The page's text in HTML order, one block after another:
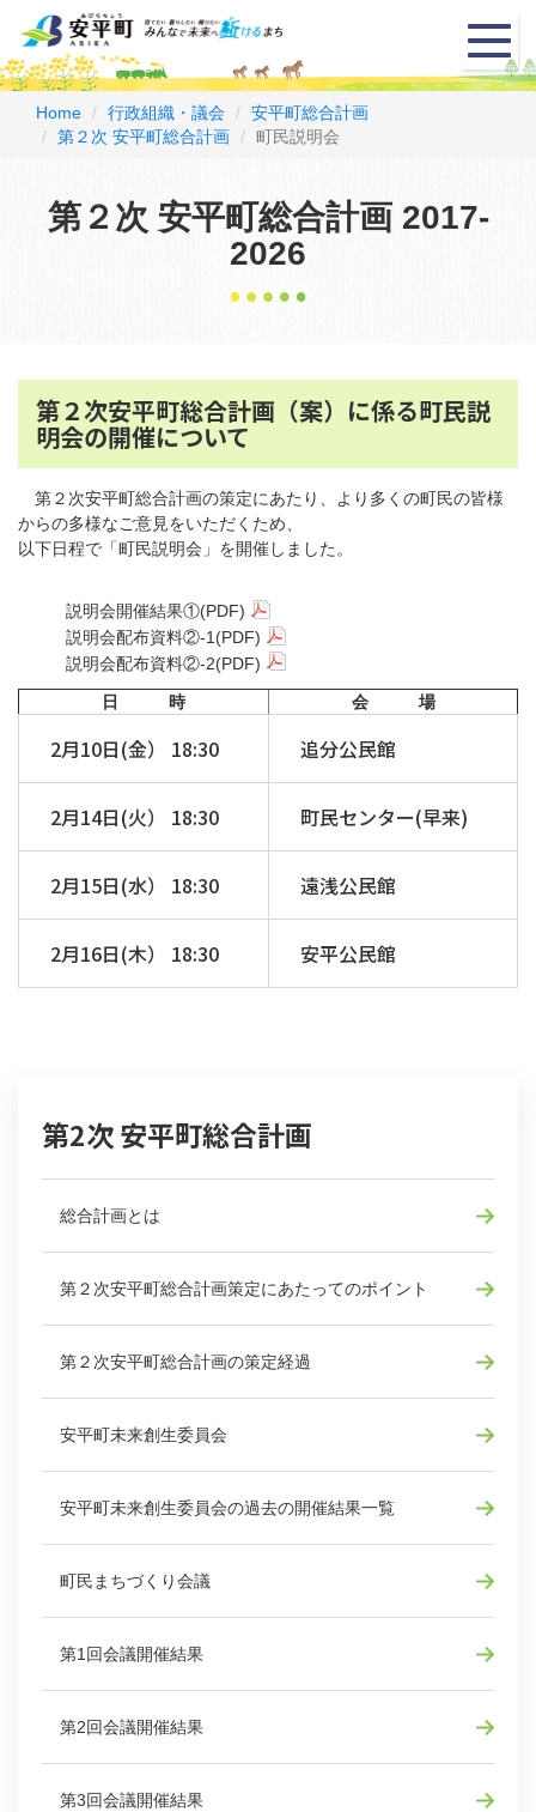
メ
ニ
ュ
Home 行政組織・議会
安平町総合計画
第２次 安平町総合計画
町民説明会
第２次 安平町総合計画 2017-
2026
第２次安平町総合計画（案）に係る町民説
明会の開催について
第２次安平町総合計画の策定にあたり、より多くの町民の皆様
からの多様なご意見をいただくため、
以下日程で「町民説明会」を開催しました。
説明会開催結果①(PDF)
説明会配布資料②-1(PDF)
説明会配布資料②-2(PDF)
日 時 会 場
2月10日(金） 18:30 追分公民館
2月14日(火） 18:30 町民センター(早来)
2月15日(水） 18:30 遠浅公民館
2月16日(木） 18:30 安平公民館
第2次 安平町総合計画
総合計画とは
第２次安平町総合計画策定にあたってのポイント
第２次安平町総合計画の策定経過
安平町未来創生委員会
安平町未来創生委員会の過去の開催結果一覧
町民まちづくり会議
第1回会議開催結果
第2回会議開催結果
第3回会議開催結果